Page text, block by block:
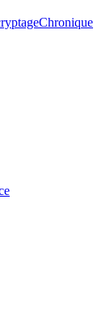
Chronique